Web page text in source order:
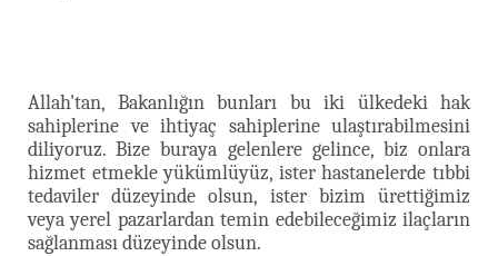
Allah'tan, Bakanlığın bunları bu iki ülkedeki hak
sahiplerine ve ihtiyaç sahiplerine ulaştırabilmesini
diliyoruz. Bize buraya gelenlere gelince, biz onlara
hizmet etmekle yükümlüyüz, ister hastanelerde tıbbi
tedaviler düzeyinde olsun, ister bizim ürettiğimiz
veya yerel pazarlardan temin edebileceğimiz ilaçların
sağlanması düzeyinde olsun.